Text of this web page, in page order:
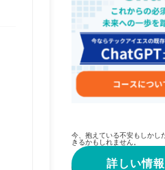
今、抱えている不安もしかし
きるかもしれません。
詳しい情